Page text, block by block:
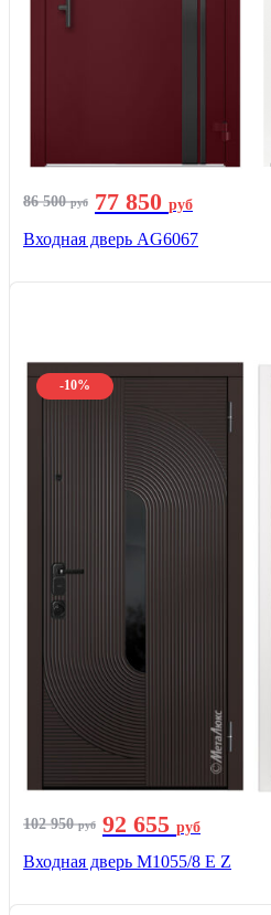
86 500руб 77 850 руб
Входная дверь AG6067
-10%
102 950руб 92 655 руб
Входная дверь М1055/8 Е Z